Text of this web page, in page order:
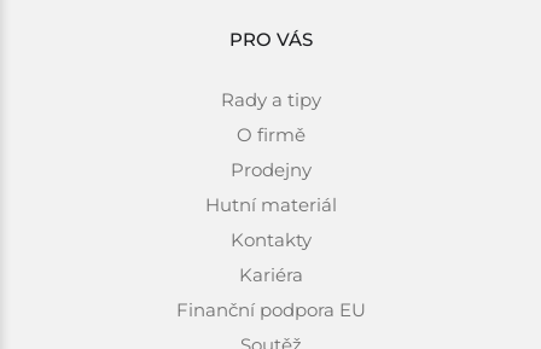
PRO VÁS
Rady a tipy
O firmě
Prodejny
Hutní materiál
Kontakty
Kariéra
Finanční podpora EU